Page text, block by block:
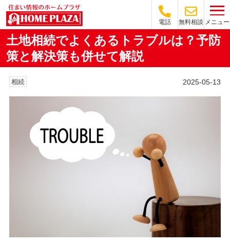
電話 無料相談 メニュー
土地相続でよくあるトラブルは？予防
策と解決策も併せて解説
相続 2025-05-13